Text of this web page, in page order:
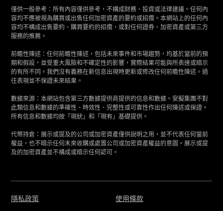
僅供一般參考：所有內容僅供參考，不構成財務、投資或法律建議。任何內
容均不應被視為購買或出售任何加密資產的要約或招攬。本網站上的任何內
容均不構成出售要約、購買要約的招攬，或對任何證券、加密資產或第三方
服務的推薦。
前瞻性陳述：任何前瞻性陳述，包括未來事件和市場趨勢，均基於當前的預
期和假設，並受重大風險和不確定性的影響，實際結果可能與所表達或暗示
的有所不同。我們沒有義務在新信息出現時更新或修改任何前瞻性陳述。過
往表現並不保證未來結果。
數據來源：本網站包含第三方數據提供商提供的信息和數據。安擬集團不對
此類信息和數據的準確性、時效性、完整性或可靠性作出任何陳述或保證。
所有信息和數據均按「現狀」和「現有」基礎提供。
代幣持倉：展示或提及的公司或加密資產僅供說明之用，並不代表任何當前
權益，也不暗示任何未來收購或處置公司或加密資產權益的意圖。展示或提
及的加密資產並不構成或暗示任何認可。
隱私政策 使用條款